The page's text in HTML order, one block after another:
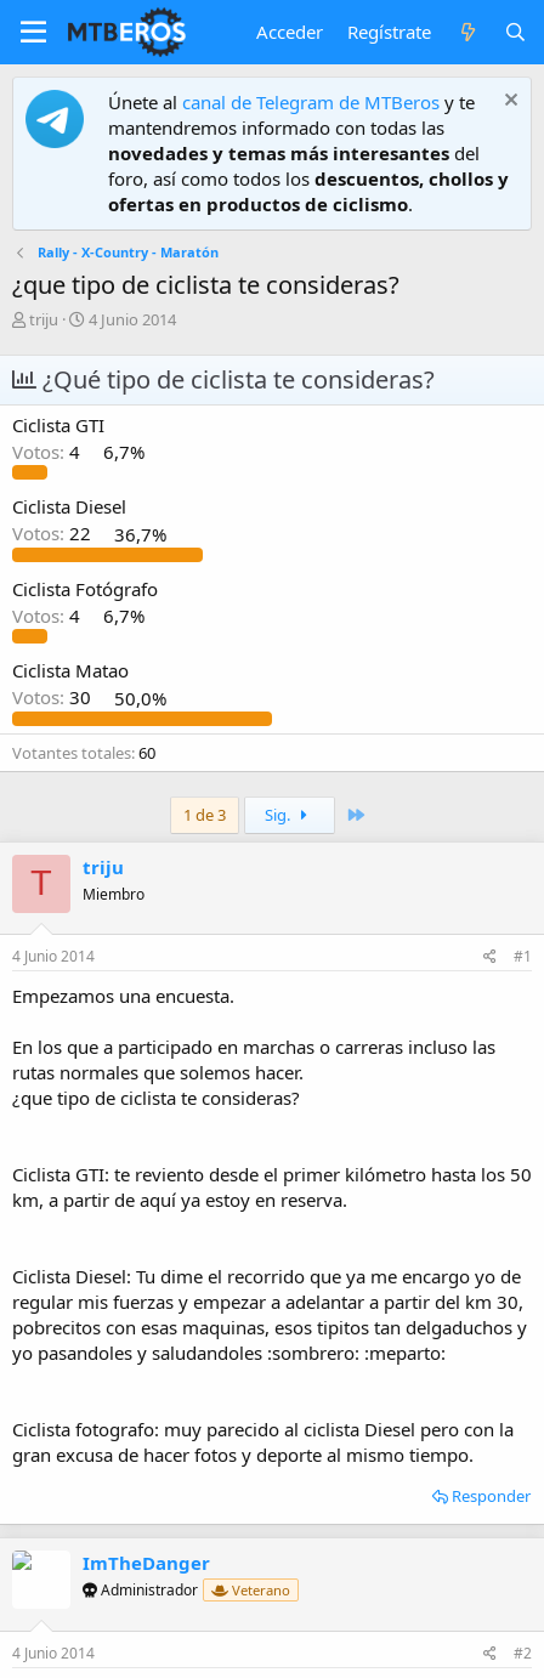
Acceder Regístrate
Únete al canal de Telegram de MTBeros y te
mantendremos informado con todas las
novedades y temas más interesantes del
foro, así como todos los descuentos, chollos y
ofertas en productos de ciclismo.
Rally - X-Country - Maratón
¿que tipo de ciclista te consideras?
A
t
o
r
triju
F
c
h
a
d
i
c
i
4 Junio 2014
¿Qué tipo de ciclista te consideras?
Ciclista GTI
Votos: 4 6,7%
Ciclista Diesel
Votos: 22 36,7%
Ciclista Fotógrafo
Votos: 4 6,7%
Ciclista Matao
Votos: 30 50,0%
Votantes totales 60
1 de 3 Sig.
T triju
Miembro
4 Junio 2014 #1
Empezamos una encuesta.
En los que a participado en marchas o carreras incluso las
rutas normales que solemos hacer.
¿que tipo de ciclista te consideras?
Ciclista GTI: te reviento desde el primer kilómetro hasta los 50
km, a partir de aquí ya estoy en reserva.
Ciclista Diesel: Tu dime el recorrido que ya me encargo yo de
regular mis fuerzas y empezar a adelantar a partir del km 30,
pobrecitos con esas maquinas, esos tipitos tan delgaduchos y
yo pasandoles y saludandoles :sombrero: :meparto:
Ciclista fotografo: muy parecido al ciclista Diesel pero con la
gran excusa de hacer fotos y deporte al mismo tiempo.
Responder
ImTheDanger
Administrador Veterano
4 Junio 2014 #2